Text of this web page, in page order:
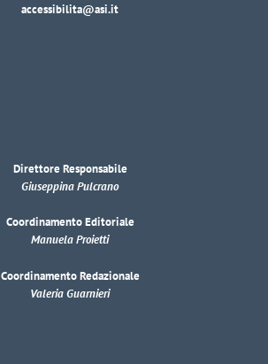
accessibilita@asi.it
Direttore Responsabile
Giuseppina Pulcrano
Coordinamento Editoriale
Manuela Proietti
Coordinamento Redazionale
Valeria Guarnieri